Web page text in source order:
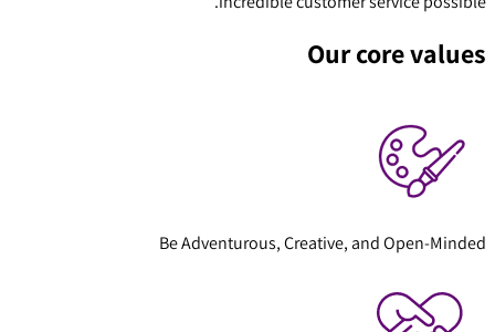
Our core values
Be Adventurous, Creative, and Open-Minded